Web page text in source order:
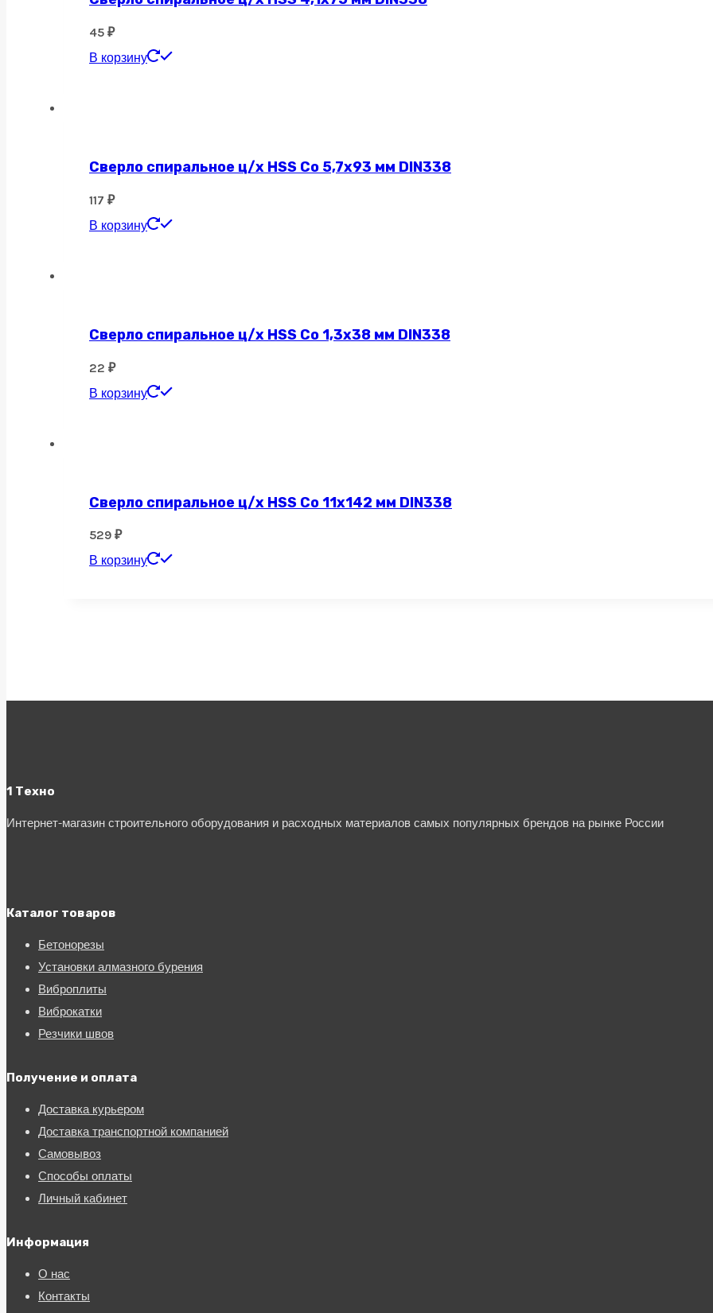
45 ₽
В корзину
Сверло спиральное ц/х HSS Co 5,7х93 мм DIN338
117 ₽
В корзину
Сверло спиральное ц/х HSS Co 1,3х38 мм DIN338
22 ₽
В корзину
Сверло спиральное ц/х HSS Co 11х142 мм DIN338
529 ₽
В корзину
1 Техно
Интернет-магазин строительного оборудования и расходных материалов самых популярных брендов на рынке России
Каталог товаров
Бетонорезы
Установки алмазного бурения
Виброплиты
Виброкатки
Резчики швов
Получение и оплата
Доставка курьером
Доставка транспортной компанией
Самовывоз
Способы оплаты
Личный кабинет
Информация
О нас
Контакты